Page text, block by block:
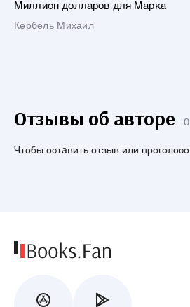
Миллион долларов для Марка
Кербель Михаил
Отзывы об авторе 0
Чтобы оставить отзыв или